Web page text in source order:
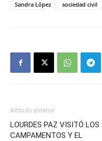
Sandra López
sociedad civil
Artículo anterior
LOURDES PAZ VISITÓ LOS
CAMPAMENTOS Y EL